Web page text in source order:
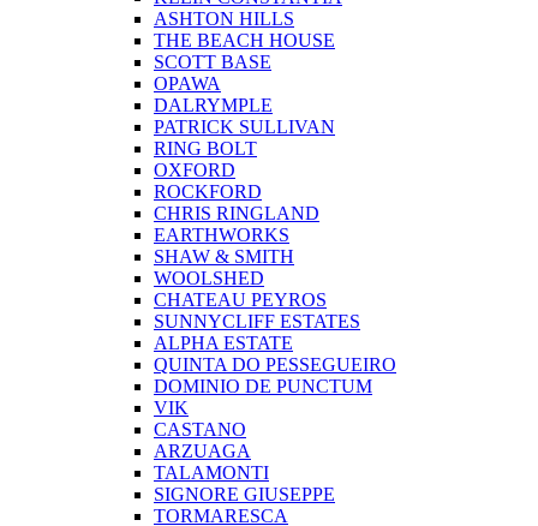
ASHTON HILLS
THE BEACH HOUSE
SCOTT BASE
OPAWA
DALRYMPLE
PATRICK SULLIVAN
RING BOLT
OXFORD
ROCKFORD
CHRIS RINGLAND
EARTHWORKS
SHAW & SMITH
WOOLSHED
CHATEAU PEYROS
SUNNYCLIFF ESTATES
ALPHA ESTATE
QUINTA DO PESSEGUEIRO
DOMINIO DE PUNCTUM
VIK
CASTANO
ARZUAGA
TALAMONTI
SIGNORE GIUSEPPE
TORMARESCA